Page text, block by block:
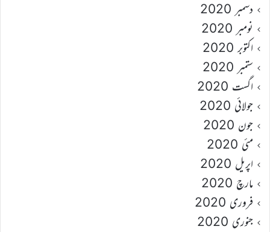
دسمبر 2020
نومبر 2020
اکتوبر 2020
ستمبر 2020
اگست 2020
جولائی 2020
جون 2020
مئی 2020
اپریل 2020
مارچ 2020
فروری 2020
جنوری 2020